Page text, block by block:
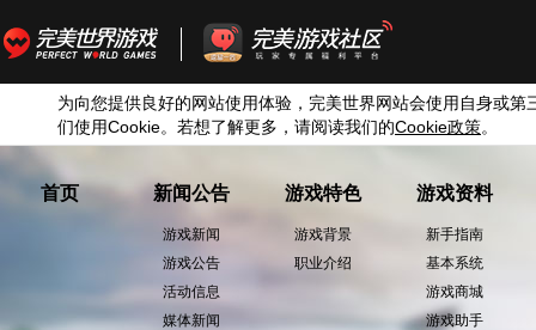
为向您提供良好的网站使用体验，完美世界网站会使用自身或第
们使用Cookie。若想了解更多，请阅读我们的Cookie政策。
首页 新闻公告
游戏新闻
游戏公告
活动信息
媒体新闻
游戏特色
游戏背景
职业介绍
游戏资料
新手指南
基本系统
游戏商城
游戏助手